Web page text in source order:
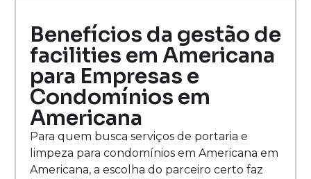
Benefícios da gestão de
facilities em Americana
para Empresas e
Condomínios em
Americana
Para quem busca serviços de portaria e
limpeza para condomínios em Americana em
Americana, a escolha do parceiro certo faz